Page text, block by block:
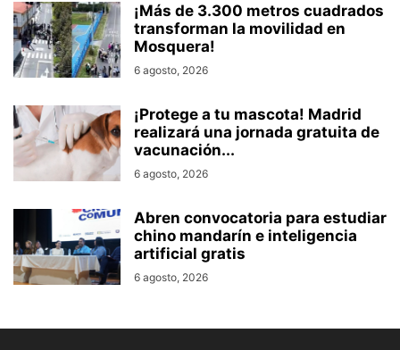
¡Más de 3.300 metros cuadrados
transforman la movilidad en
Mosquera!
6 agosto, 2026
¡Protege a tu mascota! Madrid
realizará una jornada gratuita de
vacunación...
6 agosto, 2026
Abren convocatoria para estudiar
chino mandarín e inteligencia
artificial gratis
6 agosto, 2026